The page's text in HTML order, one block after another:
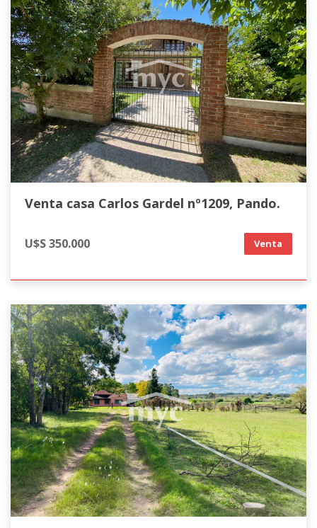
Venta casa Carlos Gardel nº1209, Pando.
U$S 350.000 Venta